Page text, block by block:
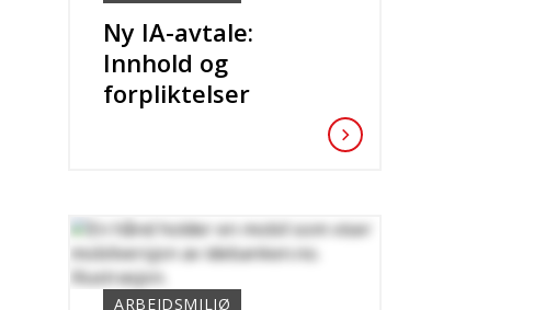
Ny IA-avtale:
Innhold og
forpliktelser
ARBEIDSMILJØ